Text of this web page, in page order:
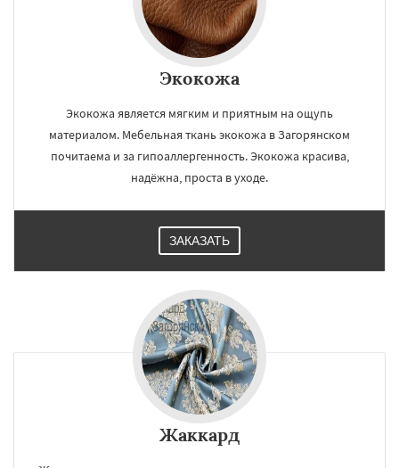
Экокожа
Экокожа является мягким и приятным на ощупь
материалом. Мебельная ткань экокожа в Загорянском
почитаема и за гипоаллергенность. Экокожа красива,
надёжна, проста в уходе.
ЗАКАЗАТЬ
Жаккард